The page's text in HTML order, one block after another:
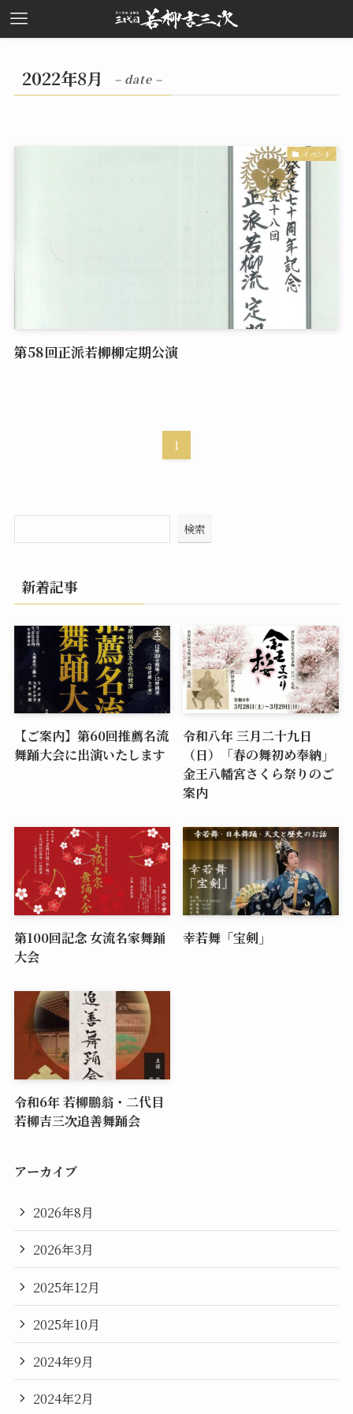
2022年8月 – date –
イベント
第58回正派若柳柳定期公演
1
検索
新着記事
【ご案内】第60回推薦名流
舞踊大会に出演いたします
令和八年 三月二十九日
（日）「春の舞初め奉納」
金王八幡宮さくら祭りのご
案内
第100回記念 女流名家舞踊
大会
幸若舞「宝剣」
令和6年 若柳鵬翁・二代目
若柳吉三次追善舞踊会
アーカイブ
2026年8月
2026年3月
2025年12月
2025年10月
2024年9月
2024年2月